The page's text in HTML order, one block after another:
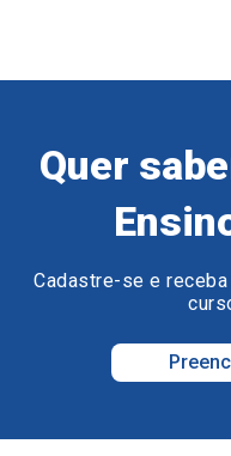
Quer
Cadastre-se e